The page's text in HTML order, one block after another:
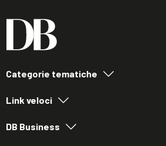
Categorie tematiche
Link veloci
DB Business